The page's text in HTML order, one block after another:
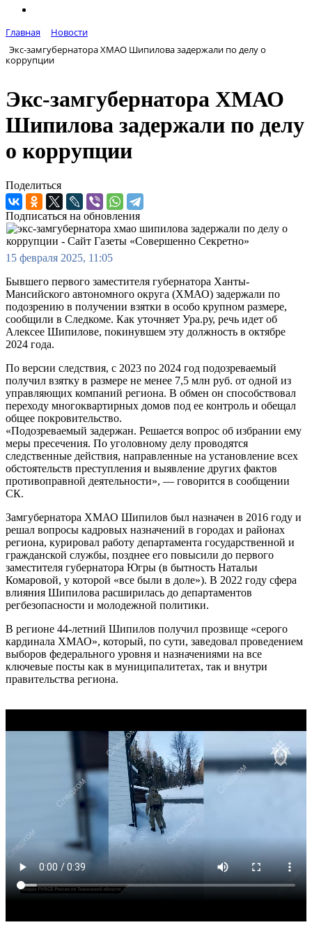
Главная
Новости
Экс-замгубернатора ХМАО Шипилова задержали по делу о
коррупции
Экс-замгубернатора ХМАО
Шипилова задержали по делу
о коррупции
Поделиться
Подписаться на обновления
15 февраля 2025, 11:05
Бывшего первого заместителя губернатора Ханты-
Мансийского автономного округа (ХМАО) задержали по
подозрению в получении взятки в особо крупном размере,
сообщили в Следкоме. Как уточняет Ура.ру, речь идет об
Алексее Шипилове, покинувшем эту должность в октябре
2024 года.
По версии следствия, с 2023 по 2024 год подозреваемый
получил взятку в размере не менее 7,5 млн руб. от одной из
управляющих компаний региона. В обмен он способствовал
переходу многоквартирных домов под ее контроль и обещал
общее покровительство.
«Подозреваемый задержан. Решается вопрос об избрании ему
меры пресечения. По уголовному делу проводятся
следственные действия, направленные на установление всех
обстоятельств преступления и выявление других фактов
противоправной деятельности», — говорится в сообщении
СК.
Замгубернатора ХМАО Шипилов был назначен в 2016 году и
решал вопросы кадровых назначений в городах и районах
региона, курировал работу департамента государственной и
гражданской службы, позднее его повысили до первого
заместителя губернатора Югры (в бытность Натальи
Комаровой, у которой «все были в доле»). В 2022 году сфера
влияния Шипилова расширилась до департаментов
регбезопасности и молодежной политики.
В регионе 44-летний Шипилов получил прозвище «серого
кардинала ХМАО», который, по сути, заведовал проведением
выборов федерального уровня и назначениями на все
ключевые посты как в муниципалитетах, так и внутри
правительства региона.